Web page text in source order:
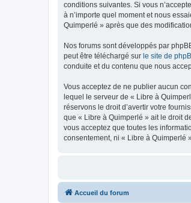
conditions suivantes. Si vous
à n’importe quel moment et nous
Quimperlé » après que des
Nos forums sont développés par
peut être téléchargé sur le site de
conduite et du contenu que nous
Vous acceptez de ne publier aucun
lequel le serveur de « Libre à
réservons le droit d’avertir votre
que « Libre à Quimperlé » ait le droit
vous acceptez que toutes les
consentement, ni « Libre à Quimperlé
Accueil du forum